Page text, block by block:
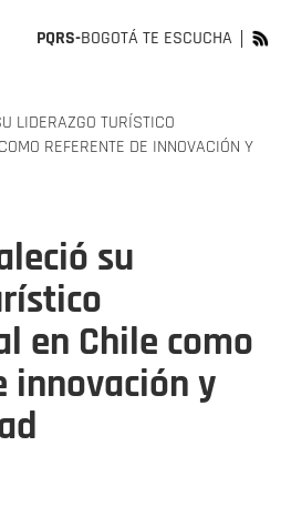
PQRS-BOGOTÁ TE ESCUCHA
LIDERAZGO TURÍSTICO
REFERENTE DE INNOVACIÓN Y
su
en Chile como
innovación y